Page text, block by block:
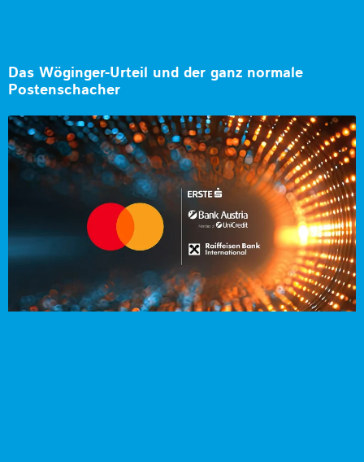
Das Wöginger-Urteil und der ganz normale
Postenschacher